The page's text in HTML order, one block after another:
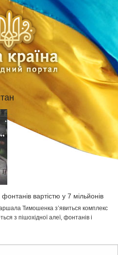
вартістю у 7 мільйонів
Тимошенка з’явиться комплекс
з пішохідної алеї, фонтанів і